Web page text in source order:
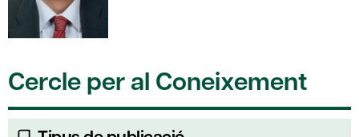
Cercle per al Coneixement